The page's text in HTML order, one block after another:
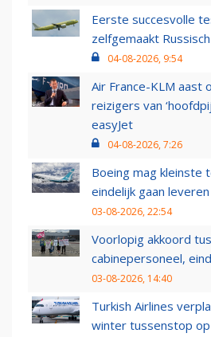
Eerste succesvolle
zelfgemaakt
04-08-2026, 9:54
Air France-KLM aast
reizigers van
easyJet
04-08-2026, 7:26
Boeing mag kleinste
eindelijk gaan leveren
03-08-2026, 22:54
Voorlopig akkoord
cabinepersoneel,
03-08-2026, 14:40
Turkish Airlines
winter tussenstop